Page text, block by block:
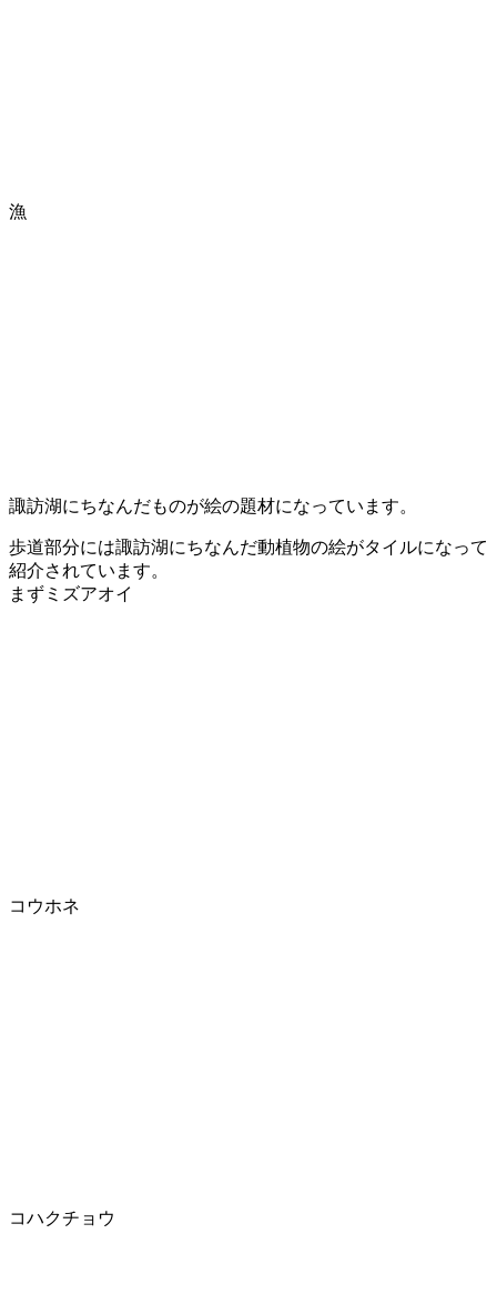
漁
諏訪湖にちなんだものが絵の題材になっています。
歩道部分には諏訪湖にちなんだ動植物の絵がタイルになって
紹介されています。
まずミズアオイ
コウホネ
コハクチョウ